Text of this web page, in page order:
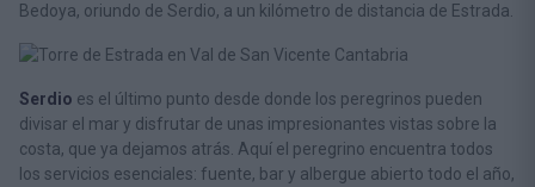
Bedoya, oriundo de Serdio, a un kilómetro de distancia de Estrada.
Serdio es el último punto desde donde los peregrinos pueden
divisar el mar y disfrutar de unas impresionantes vistas sobre la
costa, que ya dejamos atrás. Aquí el peregrino encuentra todos
los servicios esenciales: fuente, bar y albergue abierto todo el año,